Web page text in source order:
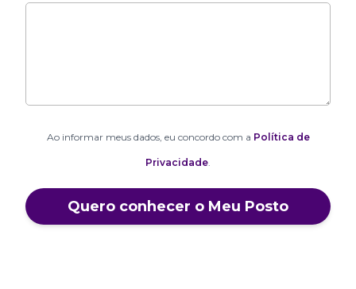
Ao informar meus dados, eu concordo com a Política de
Privacidade
Quero conhecer o Meu Posto